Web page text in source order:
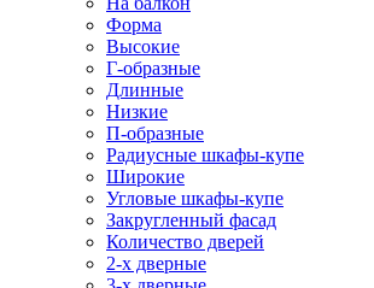
Форма
Высокие
Г-образные
Длинные
Низкие
П-образные
Радиусные шкафы-купе
Широкие
Угловые шкафы-купе
Закругленный фасад
Количество дверей
2-х дверные